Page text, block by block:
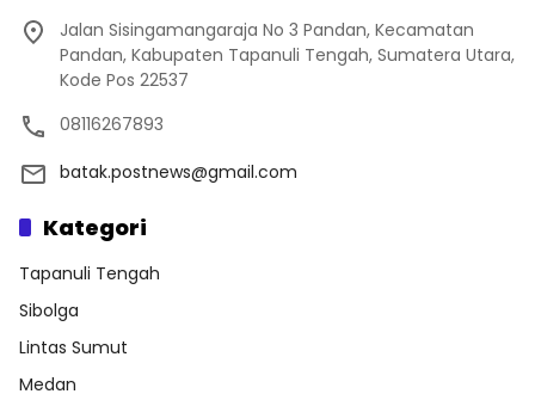
Jalan Sisingamangaraja No 3 Pandan, Kecamatan
Pandan, Kabupaten Tapanuli Tengah, Sumatera Utara,
Kode Pos 22537
08116267893
batak.postnews@gmail.com
Kategori
Tapanuli Tengah
Sibolga
Lintas Sumut
Medan